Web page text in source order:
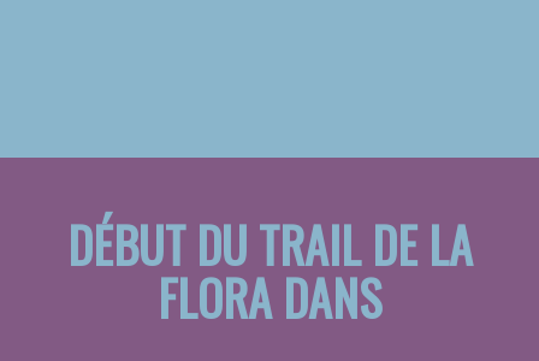
DÉBUT DU TRAIL DE LA
FLORA DANS